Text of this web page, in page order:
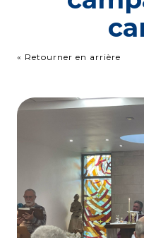
« Retourner en arrière